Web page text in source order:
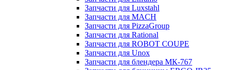
Запчасти для Luxstahl
Запчасти для MACH
Запчасти для PizzaGroup
Запчасти для Rational
Запчасти для ROBOT COUPE
Запчасти для Unox
Запчасти для блендера МК-767